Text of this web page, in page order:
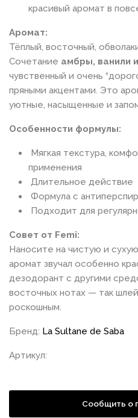
красивый аромат в
Аромат:
Тёплый, восточный,
Сочетание амбры, ванили
чувственный и очень
пряными акцентами. Это
уютные, насыщенные и
Особенности формулы:
Мягкая текстура,
применения
Длительное действие
Формула с
Подходит для
Совет от Femi:
Наносите на чистую и
аромат звучал особенно
дезодорант с другими
восточных нотах — так
роскошным.
Бренд: La Sultane de Saba
Артикул:
Сообщить о